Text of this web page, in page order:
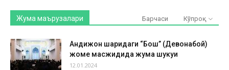
Жума маърузалари Барчаси Кўпроқ
Андижон шаҳридаги “Бош” (Девонабой)
жоме масжидида жума шукуҳи
12.01.2024